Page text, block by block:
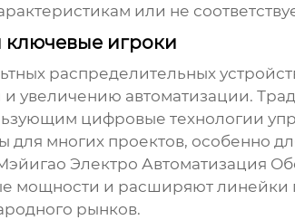
или не
игроки
распределительных
увеличению автоматизации.
цифровые технологии
для многих проектов, особенно
Электро Автоматизация
мощности и расширяют линейки
рынков.